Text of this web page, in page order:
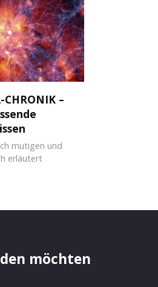
CHRONIK –
mutigen und
erläutert
möchten